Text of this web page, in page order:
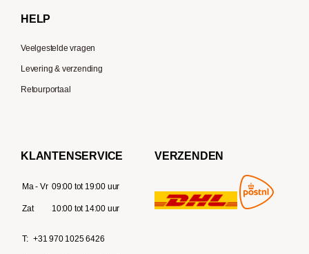
HELP
Veelgestelde vragen
Levering & verzending
Retourportaal
KLANTENSERVICE
Ma - Vr 09:00 tot 19:00 uur
Zat 10:00 tot 14:00 uur
T: +31 970 1025 6426
VERZENDEN